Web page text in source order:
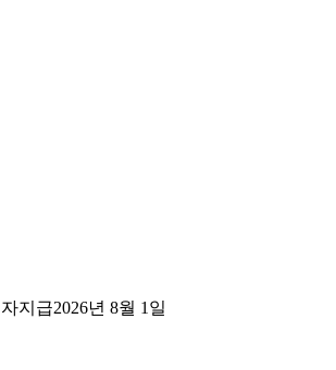
지급2026년 8월 1일